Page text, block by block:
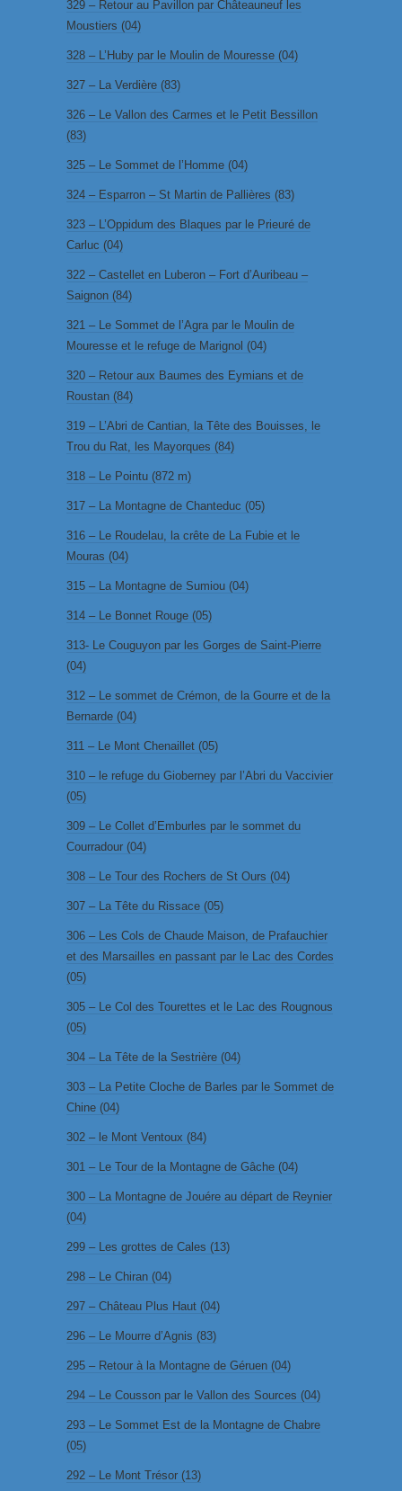
329 – Retour au Pavillon par Châteauneuf les
Moustiers (04)
328 – L’Huby par le Moulin de Mouresse (04)
327 – La Verdière (83)
326 – Le Vallon des Carmes et le Petit Bessillon
(83)
325 – Le Sommet de l’Homme (04)
324 – Esparron – St Martin de Pallières (83)
323 – L’Oppidum des Blaques par le Prieuré de
Carluc (04)
322 – Castellet en Luberon – Fort d’Auribeau –
Saignon (84)
321 – Le Sommet de l’Agra par le Moulin de
Mouresse et le refuge de Marignol (04)
320 – Retour aux Baumes des Eymians et de
Roustan (84)
319 – L’Abri de Cantian, la Tête des Bouisses, le
Trou du Rat, les Mayorques (84)
318 – Le Pointu (872 m)
317 – La Montagne de Chanteduc (05)
316 – Le Roudelau, la crête de La Fubie et le
Mouras (04)
315 – La Montagne de Sumiou (04)
314 – Le Bonnet Rouge (05)
313- Le Couguyon par les Gorges de Saint-Pierre
(04)
312 – Le sommet de Crémon, de la Gourre et de la
Bernarde (04)
311 – Le Mont Chenaillet (05)
310 – le refuge du Gioberney par l’Abri du Vaccivier
(05)
309 – Le Collet d’Emburles par le sommet du
Courradour (04)
308 – Le Tour des Rochers de St Ours (04)
307 – La Tête du Rissace (05)
306 – Les Cols de Chaude Maison, de Prafauchier
et des Marsailles en passant par le Lac des Cordes
(05)
305 – Le Col des Tourettes et le Lac des Rougnous
(05)
304 – La Tête de la Sestrière (04)
303 – La Petite Cloche de Barles par le Sommet de
Chine (04)
302 – le Mont Ventoux (84)
301 – Le Tour de la Montagne de Gâche (04)
300 – La Montagne de Jouére au départ de Reynier
(04)
299 – Les grottes de Cales (13)
298 – Le Chiran (04)
297 – Château Plus Haut (04)
296 – Le Mourre d’Agnis (83)
295 – Retour à la Montagne de Géruen (04)
294 – Le Cousson par le Vallon des Sources (04)
293 – Le Sommet Est de la Montagne de Chabre
(05)
292 – Le Mont Trésor (13)